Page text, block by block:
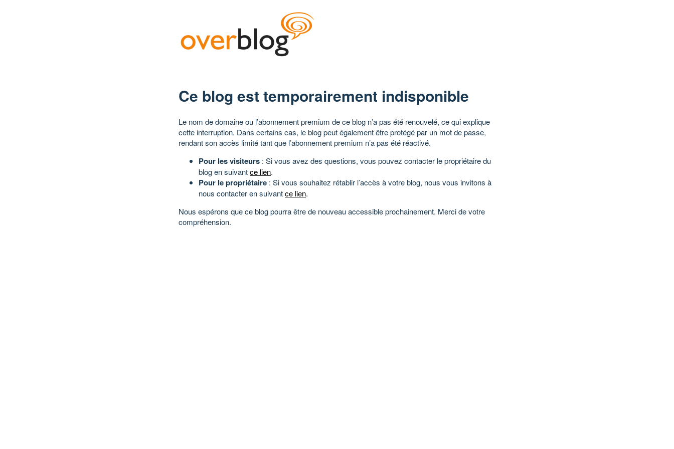
Ce blog est temporairement indisponible
Le nom de domaine ou l’abonnement premium de ce blog n’a pas été renouvelé, ce qui explique
cette interruption. Dans certains cas, le blog peut également être protégé par un mot de passe,
rendant son accès limité tant que l’abonnement premium n’a pas été réactivé.
Pour les visiteurs : Si vous avez des questions, vous pouvez contacter le propriétaire du
blog en suivantce lien.
Pour le propriétaire : Si vous souhaitez rétablir l’accès à votre blog, nous vous invitons à
nous contacter en suivantce lien.
Nous espérons que ce blog pourra être de nouveau accessible prochainement. Merci de votre
compréhension.